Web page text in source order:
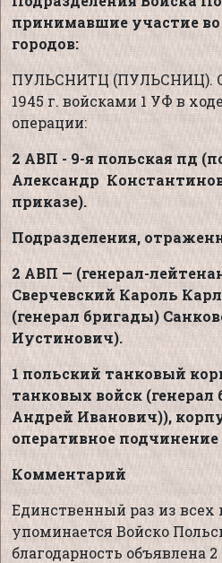
принимавшие участие
городов:
ПУЛЬСНИТЦ (ПУЛЬСНИЦ).
1945 г. войсками 1 УФ в
операции:
2 АВП - 9-я польская пд
Александр
приказе).
Подразделения,
2 АВП — (генерал-
Сверчевский Кароль
(генерал бригады)
Иустинович).
1 польский танковый
танковых войск
Андрей Иванович)),
оперативное подчинение
Комментарий
Единственный раз из всех
упоминается Войско
благодарность объявлена